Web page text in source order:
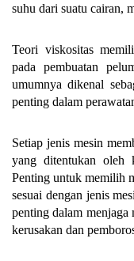
suhu dari suatu cairan,
Teori viskositas
pada pembuatan
umumnya dikenal
penting dalam
Setiap jenis mesin
yang ditentukan oleh
Penting untuk memilih
sesuai dengan jenis
penting dalam menjaga
kerusakan dan